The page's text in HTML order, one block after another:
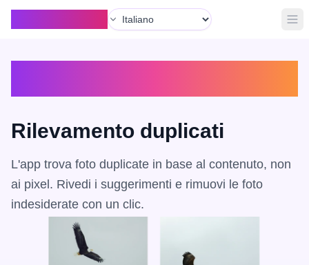
Lingua
Rilevamento duplicati
L'app trova foto duplicate in base al contenuto, non
ai pixel. Rivedi i suggerimenti e rimuovi le foto
indesiderate con un clic.